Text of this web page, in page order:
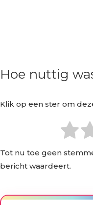
Hoe nuttig
Klik op een ster om
Tot nu toe geen
bericht waardeert.